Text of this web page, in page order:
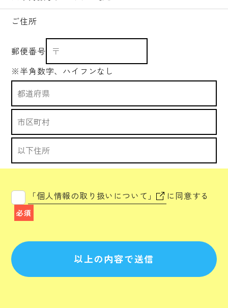
ご住所
郵便番号
※半角数字、ハイフンなし
「個人情報の取り扱いについて」 に同意する
必須
以上の内容で送信